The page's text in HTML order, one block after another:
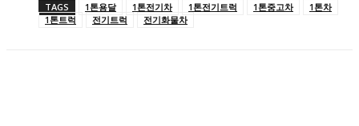
TAGS 1톤용달 1톤전기차 1톤전기트럭 1톤중고차
1톤차
1톤트럭
전기트럭 전기화물차